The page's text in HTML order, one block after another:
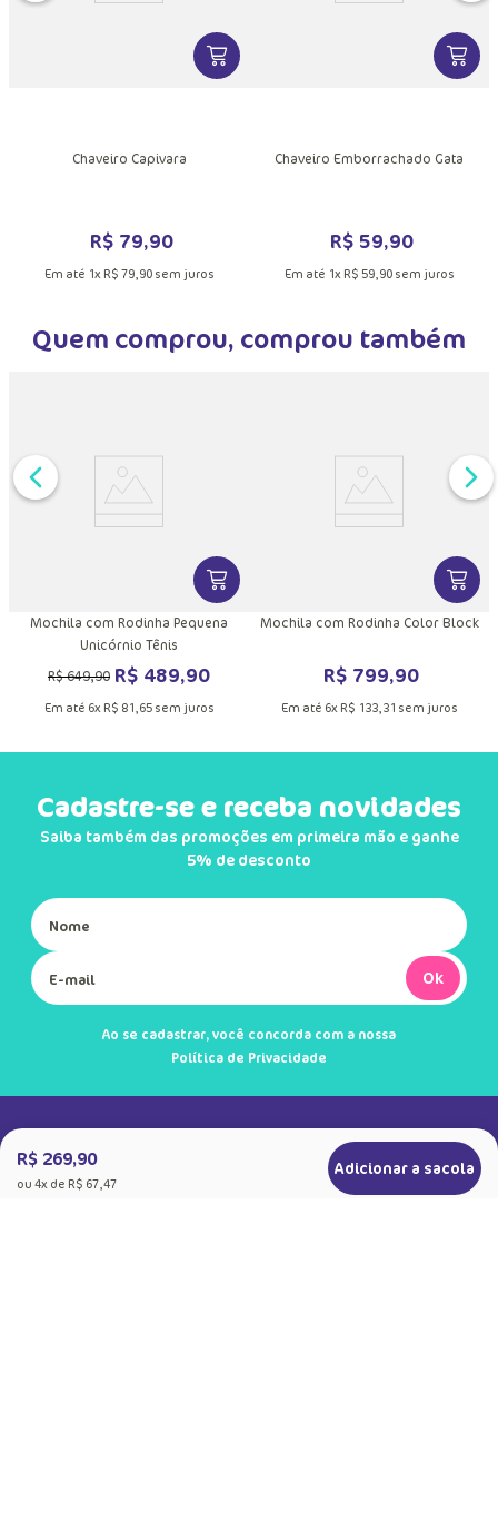
INFORMAÇÕES DO PRODUTOVER MAIS INFORMAÇÕES DO
Chaveiro Capivara
R$ 79,90
Em até 1x R$ 79,90sem juros
VER
Chaveiro Emborrachado Gata
R$ 59,90
Em até 1x R$ 59,90sem juros
Quem comprou, comprou também
INFORMAÇÕES DO PRODUTOVER MAIS INFORMAÇÕES DO
Mochila com Rodinha Pequena
Unicórnio Tênis
R$649,90 R$ 489,90
Em até 6x R$ 81,65sem juros
VER
Mochila com Rodinha Color Block
R$ 799,90
Em até 6x R$ 133,31 sem juros
R$ 269,90
ou 4x de R$ 67,47
Adicionar a sacola
Cadastre-se e receba novidades
Saiba também das promoções em primeira mão e ganhe
5% de desconto
Ok
Ao se cadastrar, você concorda com a nossa
Política de Privacidade